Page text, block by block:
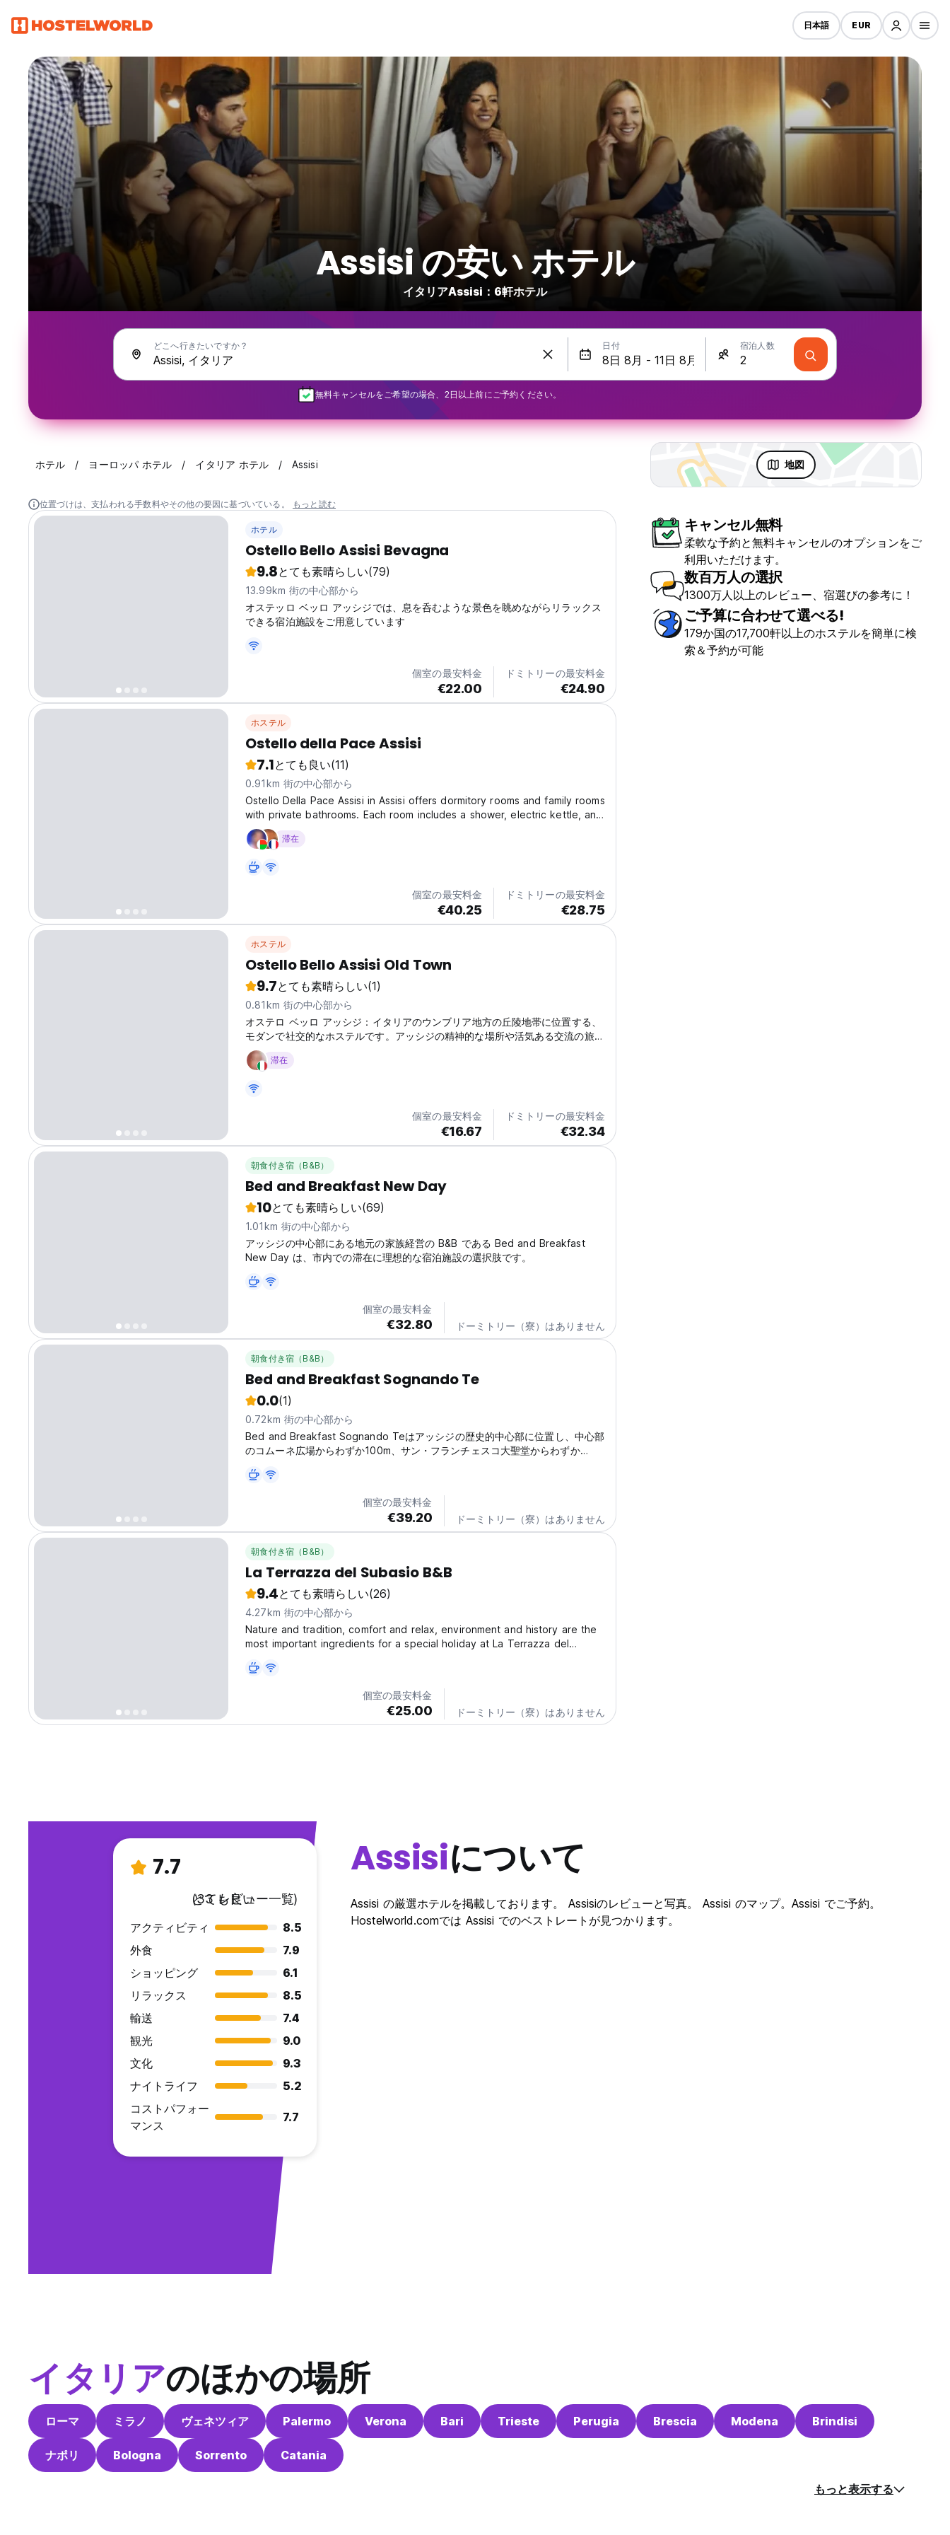
日本語 EUR
Assisi の安い ホテル
イタリアAssisi：6軒ホテル
どこへ行きたいですか？ 日付 宿泊人数
無料キャンセルをご希望の場合、2日以上前にご予約ください。
ホテル ヨーロッパ ホテル イタリア ホテル Assisi 地図
位置づけは、支払われる手数料やその他の要因に基づいている。 もっと読む
ホテル
Ostello Bello Assisi Bevagna
9.8とても素晴らしい(79)
13.99km 街の中心部から
オステッロ ベッロ アッシジでは、息を呑むような景色を眺めながらリラックス
できる宿泊施設をご用意しています
個室の最安料金
€22.00
ドミトリーの最安料金
€24.90
ホステル
Ostello della Pace Assisi
7.1とても良い(11)
0.91km 街の中心部から
Ostello Della Pace Assisi in Assisi offers dormitory rooms and family rooms
with private bathrooms. Each room includes a shower, electric kettle, and
wardrobe. Guests enjoy a garden, outdoor fireplace, and free WiFi.
Additional amenities include a lounge,...
滞在
個室の最安料金
€40.25
ドミトリーの最安料金
€28.75
ホステル
Ostello Bello Assisi Old Town
9.7とても素晴らしい(1)
0.81km 街の中心部から
オステロ ベッロ アッシジ：イタリアのウンブリア地方の丘陵地帯に位置する、
モダンで社交的なホステルです。アッシジの精神的な場所や活気ある交流の旅を
探求する一人旅に最適です。つながりを作り、思い出を作りましょう！ (Auto-
translated from original language)
滞在
個室の最安料金
€16.67
ドミトリーの最安料金
€32.34
朝食付き宿（B&B）
Bed and Breakfast New Day
10とても素晴らしい(69)
1.01km 街の中心部から
アッシジの中心部にある地元の家族経営の B&B である Bed and Breakfast
New Day は、市内での滞在に理想的な宿泊施設の選択肢です。
個室の最安料金
€32.80 ドーミトリー（寮）はありません
朝食付き宿（B&B）
Bed and Breakfast Sognando Te
0.0(1)
0.72km 街の中心部から
Bed and Breakfast Sognando Teはアッシジの歴史的中心部に位置し、中心部
のコムーネ広場からわずか100m、サン・フランチェスコ大聖堂からわずか
個室の最安料金
€39.20 ドーミトリー（寮）はありません
朝食付き宿（B&B）
La Terrazza del Subasio B&B
9.4とても素晴らしい(26)
4.27km 街の中心部から
Nature and tradition, comfort and relax, environment and history are the
most important ingredients for a special holiday at La Terrazza del
park of Assisi, in Costa di Trex, a small village...
個室の最安料金
€25.00 ドーミトリー（寮）はありません
キャンセル無料
柔軟な予約と無料キャンセルのオプションをご
利用いただけます。
数百万人の選択
1300万人以上のレビュー、宿選びの参考に！
ご予算に合わせて選べる!
179か国の17,700軒以上のホステルを簡単に検
索＆予約が可能
7.7
とても良い
(33 レビュー一覧)
アクティビティ
8.5
外食
7.9
ショッピング
6.1
リラックス
8.5
輸送
7.4
観光
9.0
文化
9.3
ナイトライフ
5.2
コストパフォー
マンス
7.7
Assisiについて
Assisi の厳選ホテルを掲載しております。 Assisiのレビューと写真。 Assisi のマップ。Assisi でご予約。
Hostelworld.comでは Assisi でのベストレートが見つかります。
イタリアのほかの場所
ローマ ミラノ ヴェネツィア Palermo Verona Bari Trieste Perugia Brescia Modena Brindisi
ナポリ Bologna Sorrento Catania
もっと表示する